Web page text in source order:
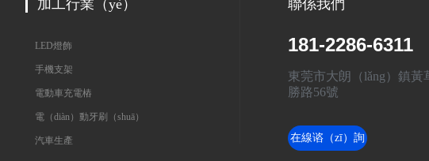
加工行業（yè）
LED燈飾
手機支架
電動車充電樁
電（diàn）動牙刷（shuā）
汽車生產
聯係我們
181-2286-6311
東莞市大朗（lǎng）鎮黃
勝路56號
在線谘（zī）詢